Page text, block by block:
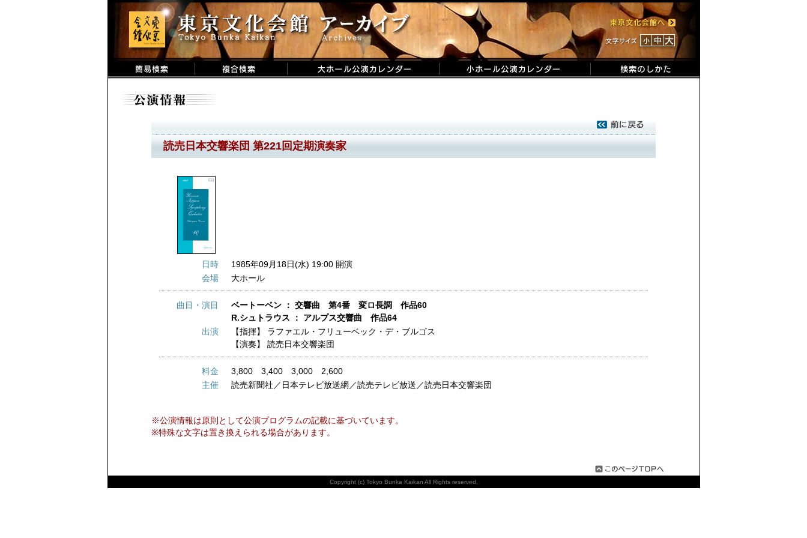
読売日本交響楽団 第221回定期演奏家
日時
1985年09月18日(水) 19:00 開演
会場
大ホール
曲目・演目
ベートーベン ： 交響曲 第4番 変ロ長調 作品60
R.シュトラウス ： アルプス交響曲 作品64
出演
【指揮】 ラファエル・フリューベック・デ・ブルゴス
【演奏】 読売日本交響楽団
料金
3,800 3,400 3,000 2,600
主催
読売新聞社／日本テレビ放送網／読売テレビ放送／読売日本交響楽団
※公演情報は原則として公演プログラムの記載に基づいています。
※特殊な文字は置き換えられる場合があります。
Copyright (c) Tokyo Bunka Kaikan All Rights reserved.